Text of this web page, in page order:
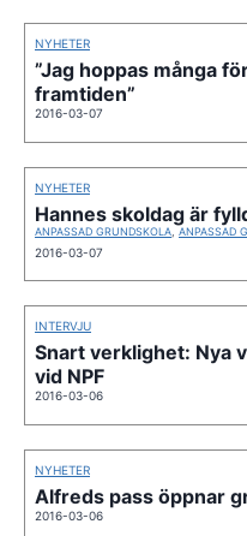
NYHETER
”Jag hoppas många
framtiden”
2016-03-07
NYHETER
Hannes skoldag är
ANPASSAD GRUNDSKOLA ANPASSAD
2016-03-07
INTERVJU
Snart verklighet: Nya
vid NPF
2016-03-06
NYHETER
Alfreds pass öppnar
2016-03-06